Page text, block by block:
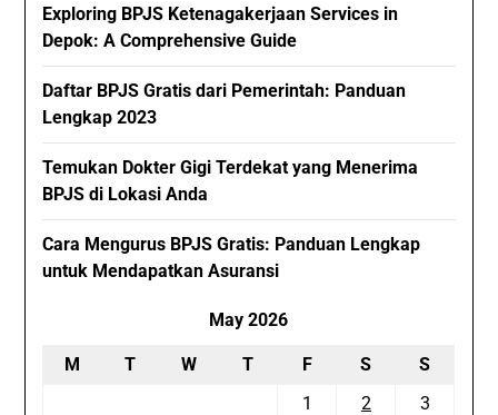
Exploring BPJS Ketenagakerjaan Services in
Depok: A Comprehensive Guide
Daftar BPJS Gratis dari Pemerintah: Panduan
Lengkap 2023
Temukan Dokter Gigi Terdekat yang Menerima
BPJS di Lokasi Anda
Cara Mengurus BPJS Gratis: Panduan Lengkap
untuk Mendapatkan Asuransi
May 2026
M T W T F S
S
1
2
3